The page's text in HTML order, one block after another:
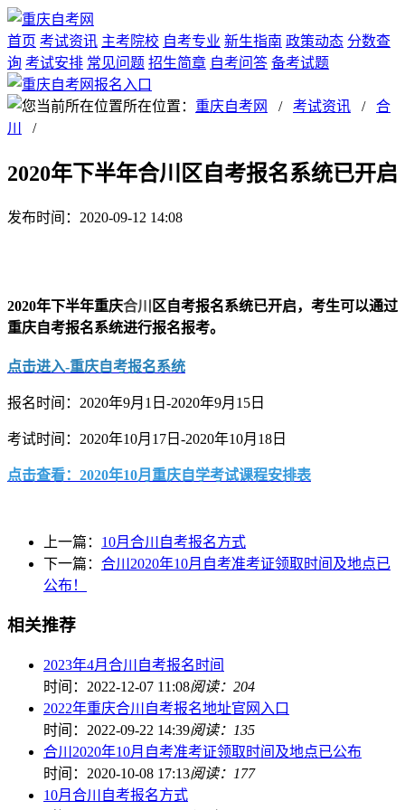
首页 考试资讯 主考院校 自考专业 新生指南 政策动态 分数查
询 考试安排 常见问题 招生简章 自考问答 备考试题
所在位置： 重庆自考网 / 考试资讯 / 合
川
/
2020年下半年合川区自考报名系统已开启
发布时间：2020-09-12 14:08
2020年下半年重庆合川
区自考报名系统已开启，考生可以通过
重庆自考报名系统进行报名报考。
点击进入-重庆自考报名系统
报名时间：2020年9月1日-2020年9月15日
考试时间：2020年10月17日-2020年10月18日
点击查看：2020年10月重庆自学考试课程安排表
上一篇： 10月合川自考报名方式
下一篇： 合川2020年10月自考准考证领取时间及地点已
公布！
相关推荐
2023年4月合川自考报名时间
时间：2022-12-07 11:08阅读：204
2022年重庆合川自考报名地址官网入口
时间：2022-09-22 14:39阅读：135
合川2020年10月自考准考证领取时间及地点已公布
时间：2020-10-08 17:13阅读：177
10月合川自考报名方式